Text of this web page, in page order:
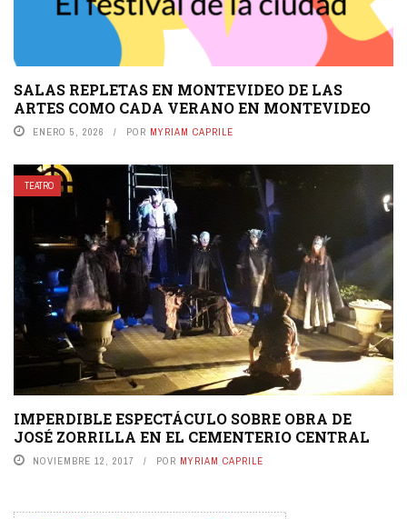
SALAS REPLETAS EN MONTEVIDEO DE LAS
ARTES COMO CADA VERANO EN MONTEVIDEO
ENERO 5, 2026 POR MYRIAM CAPRILE
TEATRO
IMPERDIBLE ESPECTÁCULO SOBRE OBRA DE
JOSÉ ZORRILLA EN EL CEMENTERIO CENTRAL
NOVIEMBRE 12, 2017 POR MYRIAM CAPRILE